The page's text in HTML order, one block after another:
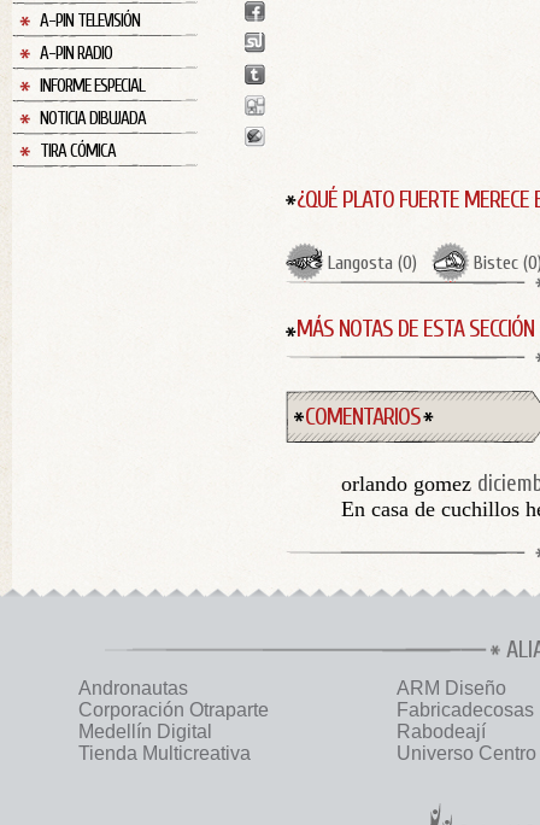
A-PIN TELEVISIÓN
A-PIN RADIO
INFORME ESPECIAL
NOTICIA DIBUJADA
TIRA CÓMICA
¿QUÉ PLATO FUERTE MERECE
Langosta (0) Bistec (0
MÁS NOTAS DE ESTA SECCIÓN
COMENTARIOS
orlando gomez
En casa de cuchillos
Andronautas
ARM Diseño
Corporación Otraparte
Fabricadecosas
Medellín Digital
Rabodeají
Tienda Multicreativa
Universo Centro